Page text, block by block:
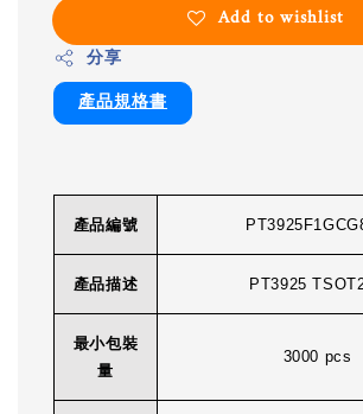
Add to wishlist
分享
產品規格書
產品編號
產品描述 PT3925
最小包裝
量
3000 pcs